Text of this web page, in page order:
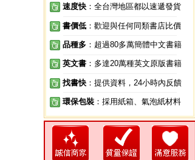
速度快 ：全台灣地區都以速遞發貨
書價低 ：歡迎與任何同類書店比價
品種多 ：超過80多萬簡體中文書籍
英文書 ：多達20萬種英文原版書籍
找書快 ：提供資料，24小時內反饋
環保包裝 ：採用紙箱、氣泡紙材料